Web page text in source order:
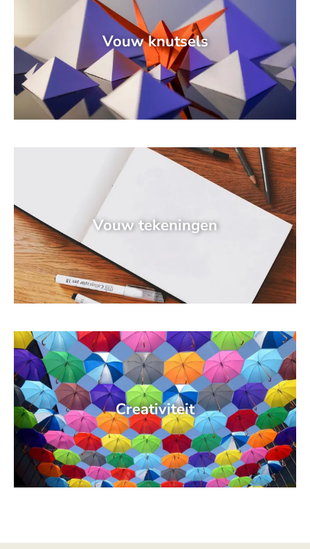
Vouw knutsels
Vouw tekeningen
Creativiteit